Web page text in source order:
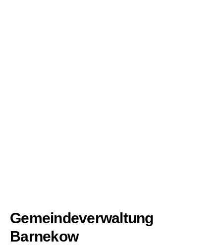
Gemeindeverwaltung
Barnekow